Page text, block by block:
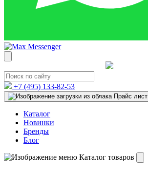
+7 (495) 133-82-53
Прайс лист
Каталог
Новинки
Бренды
Блог
Каталог товаров